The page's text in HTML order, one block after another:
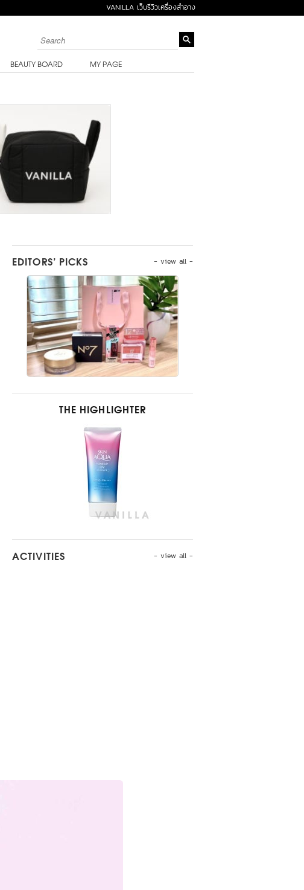
VANILLA เว็บรีวิวเครื่องสำอาง
BEAUTY BOARD MY PAGE
- view all -
EDITORS’ PICKS
THE HIGHLIGHTER
- view all -
ACTIVITIES